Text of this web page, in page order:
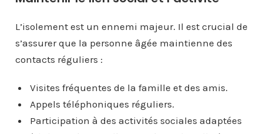
L’isolement est un ennemi majeur. Il est crucial de
s’assurer que la personne âgée maintienne des
contacts réguliers :
Visites fréquentes de la famille et des amis.
Appels téléphoniques réguliers.
Participation à des activités sociales adaptées